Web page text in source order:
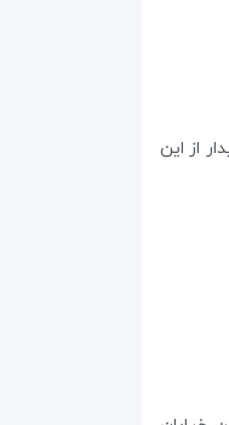
از این